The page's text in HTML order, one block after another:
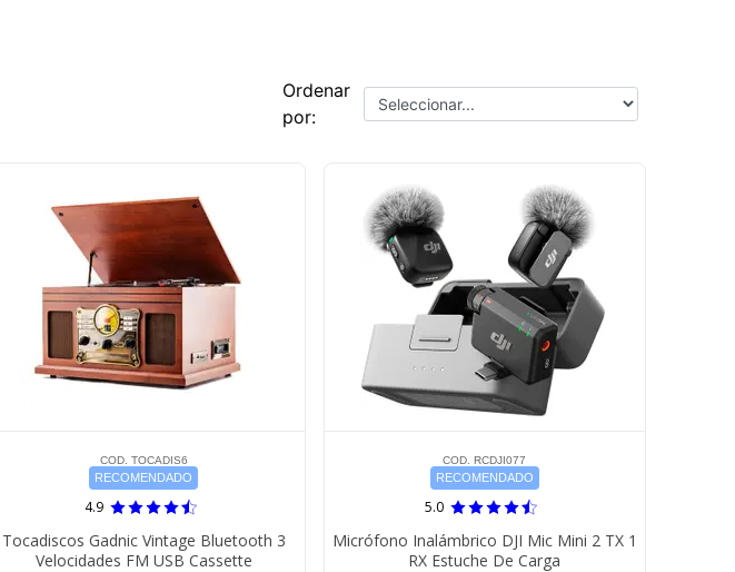
Ordenar
por:
COD. TOCADIS6
RECOMENDADO
4.9
Tocadiscos Gadnic Vintage Bluetooth 3
Velocidades FM USB Cassette
COD. RCDJI077
RECOMENDADO
5.0
Micrófono Inalámbrico DJI Mic Mini 2 TX 1
RX Estuche De Carga